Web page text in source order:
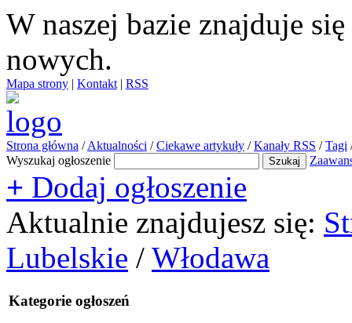
W naszej bazie znajduje się
nowych.
Mapa strony | Kontakt | RSS
Strona główna / Aktualności / Ciekawe artykuły / Kanały RSS / Tagi
Wyszukaj ogłoszenie
+ Dodaj ogłoszenie
Aktualnie znajdujesz się:
Lubelskie / Włodawa
Kategorie ogłoszeń